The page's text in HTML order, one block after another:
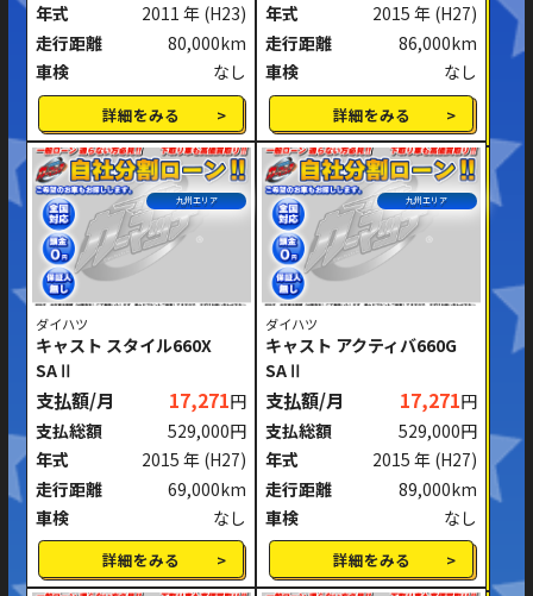
年式
2011 年 (H23)
走行距離
80,000km
車検
なし
詳細をみる
年式
2015 年 (H27)
走行距離
86,000km
車検
なし
詳細をみる
九州エリア
ダイハツ
キャスト スタイル660X
SAⅡ
支払額/月 17,271円
支払総額
529,000円
年式
2015 年 (H27)
走行距離
69,000km
車検
なし
詳細をみる
九州エリア
ダイハツ
キャスト アクティバ660G
SAⅡ
支払額/月 17,271円
支払総額
529,000円
年式
2015 年 (H27)
走行距離
89,000km
車検
なし
詳細をみる